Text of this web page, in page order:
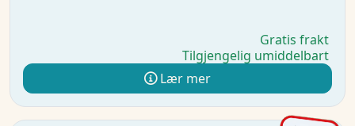
Gratis frakt
Tilgjengelig umiddelbart
Lær mer